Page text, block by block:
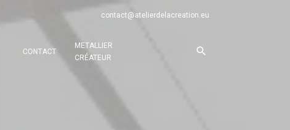
contact@atelierdelacreation.eu
CONTACT
METALLIER
CRÉATEUR